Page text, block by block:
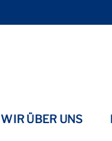
WIR ÜBER UNS